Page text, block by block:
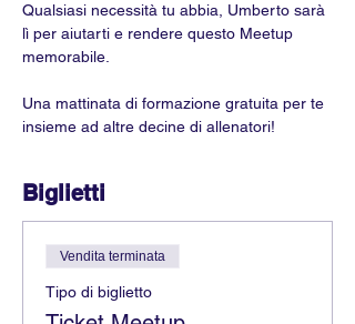
Qualsiasi necessità tu abbia, Umberto sarà
lì per aiutarti e rendere questo Meetup
memorabile.
Una mattinata di formazione gratuita per te
insieme ad altre decine di allenatori!
Biglietti
Vendita terminata
Tipo di biglietto